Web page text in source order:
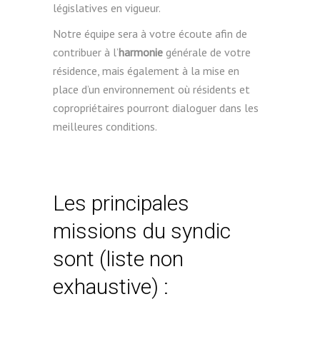
législatives en vigueur.
Notre équipe sera à votre écoute afin de
contribuer à l’harmonie générale de votre
résidence, mais également à la mise en
place d’un environnement où résidents et
copropriétaires pourront dialoguer dans les
meilleures conditions.
Les principales
missions du syndic
sont (liste non
exhaustive) :